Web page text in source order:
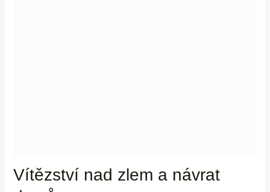
Vítězství nad zlem a návrat